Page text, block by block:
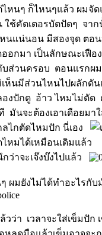
หนๆ ก็ไหนๆแล้ว ผมจัด
ใช้คัตเตอรบัตปัดๆ จา
นแน่นอน มีสองจุด ตอ
อกมา เป็นลักษณะเฟือ
บส่วนครอบ ตอนแรกผ
ห็นมีส่วนไหนไปผลักดั
องปักดู อ้าว ไหมไม่ตั
มันจะต้องเอาเดือยมา
ไกตัดไหมปัก นี่เอง
หมได้เหมือนเดิมแล้ว
ว่าจะเจ๊งบ๊งไปแล้ว
ผมยังไม่ได้ทำอะไรกั
ว่า เวลาจะใส่เข็มปัก